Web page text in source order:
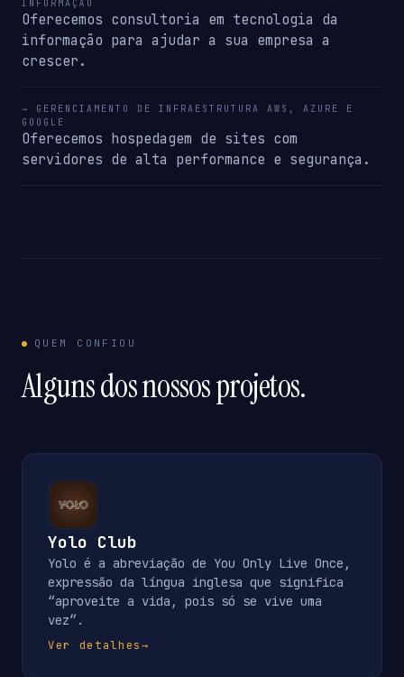
INFORMAÇÃO
Oferecemos consultoria em tecnologia da
informação para ajudar a sua empresa a
crescer.
→ GERENCIAMENTO DE INFRAESTRUTURA AWS, AZURE E
GOOGLE
Oferecemos hospedagem de sites com
servidores de alta performance e segurança.
QUEM CONFIOU
Alguns dos nossos projetos.
Yolo Club
Yolo é a abreviação de You Only Live Once,
expressão da língua inglesa que significa
“aproveite a vida, pois só se vive uma
vez”.
Ver detalhes→